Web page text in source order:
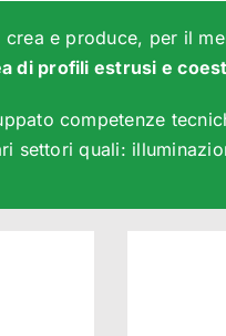
crea e produce, per il
di profili estrusi e
competenze
settori quali: